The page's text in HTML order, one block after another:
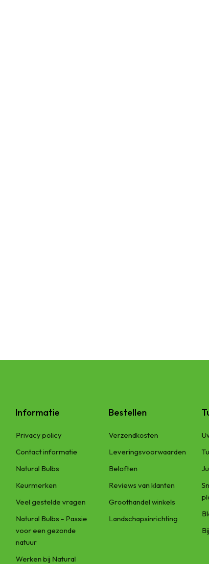
Informatie
Privacy policy
Contact informatie
Natural Bulbs
Keurmerken
Veel gestelde vragen
Natural Bulbs - Passie
voor een gezonde
natuur
Werken bij Natural
Bestellen
Verzendkosten
Leveringsvoorwaarden
Beloften
Reviews van klanten
Groothandel winkels
Landschapsinrichting